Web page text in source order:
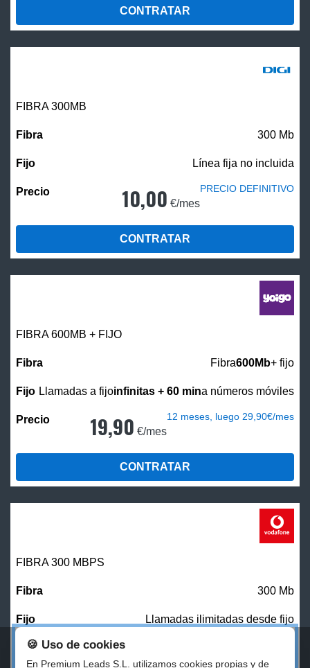
CONTRATAR
FIBRA 300MB
300 Mb
Línea fija no incluida
10,00 €/mes
PRECIO DEFINITIVO
CONTRATAR
FIBRA 600MB + FIJO
Fibra600Mb+ fijo
Llamadas a fijoinfinitas + 60 mina números móviles
19,90 €/mes
12 meses, luego 29,90€/mes
CONTRATAR
FIBRA 300 MBPS
300 Mb
Llamadas ilimitadas desde fijo
27,00 €/mes
🍪 Uso de cookies
En Premium Leads S.L. utilizamos cookies propias y de